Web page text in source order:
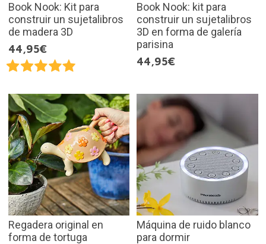
Book Nook: Kit para
construir un sujetalibros
de madera 3D
44,95€
Book Nook: kit para
construir un sujetalibros
3D en forma de galería
parisina
44,95€
Regadera original en
forma de tortuga
Máquina de ruido blanco
para dormir